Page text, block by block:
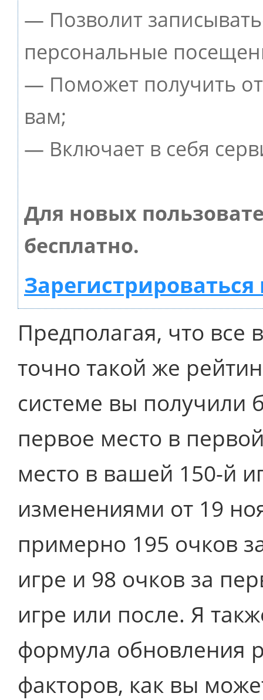
— Позволит
персональные
— Поможет получить
вам;
— Включает в себя
Для новых
бесплатно.
Зарегистрироваться
Предполагая, что
точно такой же
системе вы получили
первое место в
место в вашей 150-й
изменениями от 19
примерно 195 очков
игре и 98 очков за
игре или после. Я
формула обновления
факторов, как вы